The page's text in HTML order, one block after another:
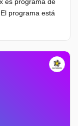
programa está